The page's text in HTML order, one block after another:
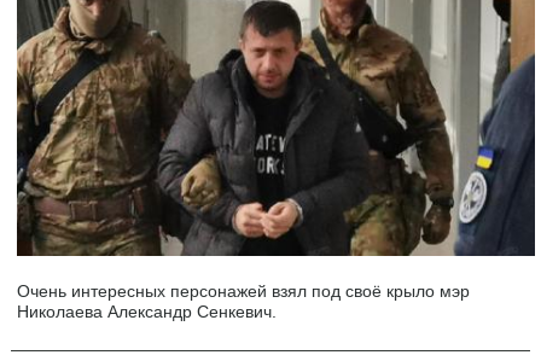
Очень интересных персонажей взял под своё крыло мэр
Николаева Александр Сенкевич.